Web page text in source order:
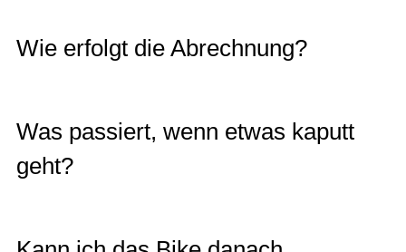
Wie erfolgt die Abrechnung?
Was passiert, wenn etwas kaputt
geht?